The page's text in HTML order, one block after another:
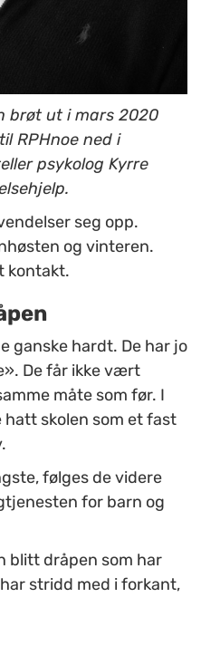
brøt ut i mars 2020
RPHnoe ned i
psykolog Kyrre
seg opp.
og vinteren.
kontakt.
ganske hardt. De har jo
De får ikke vært
måte som før. I
hatt skolen som et fast
følges de videre
for barn og
blitt dråpen som har
stridd med i forkant,